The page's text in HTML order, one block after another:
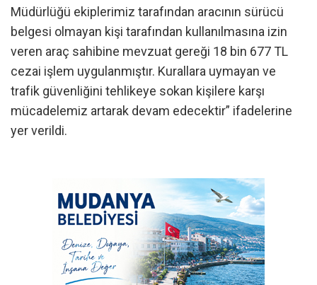
Müdürlüğü ekiplerimiz tarafından aracının sürücü
belgesi olmayan kişi tarafından kullanılmasına izin
veren araç sahibine mevzuat gereği 18 bin 677 TL
cezai işlem uygulanmıştır. Kurallara uymayan ve
trafik güvenliğini tehlikeye sokan kişilere karşı
mücadelemiz artarak devam edecektir” ifadelerine
yer verildi.